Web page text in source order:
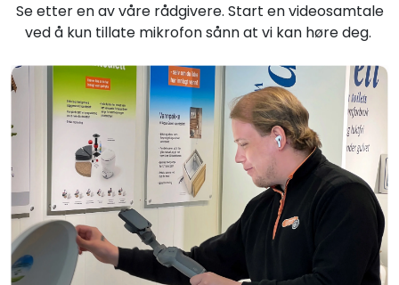
Se etter en av våre rådgivere. Start en videosamtale
ved å kun tillate mikrofon sånn at vi kan høre deg.